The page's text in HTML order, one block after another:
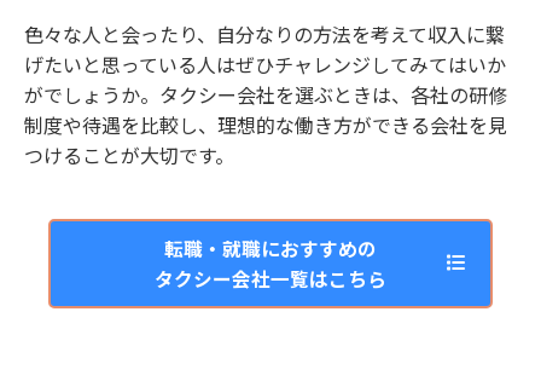
色々な人と会ったり、自分なりの方法を考えて収入に繋
げたいと思っている人はぜひチャレンジしてみてはいか
がでしょうか。タクシー会社を選ぶときは、各社の研修
制度や待遇を比較し、理想的な働き方ができる会社を見
つけることが大切です。
転職・就職におすすめの
タクシー会社一覧はこちら